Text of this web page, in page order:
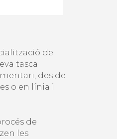
de
tasca
des de
o en línia i
de
les